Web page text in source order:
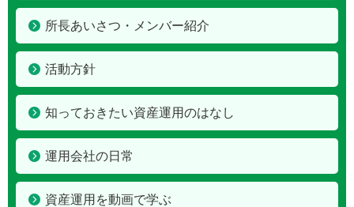
所長あいさつ・メンバー紹介
活動方針
知っておきたい資産運用のはなし
運用会社の日常
資産運用を動画で学ぶ